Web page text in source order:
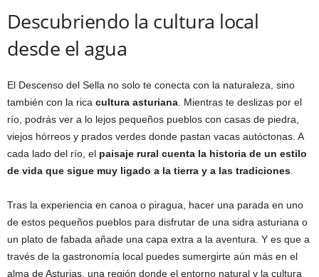
Descubriendo la cultura local
desde el agua
El Descenso del Sella no solo te conecta con la naturaleza, sino
también con la rica cultura asturiana . Mientras te deslizas por el
río, podrás ver a lo lejos pequeños pueblos con casas de piedra,
viejos hórreos y prados verdes donde pastan vacas autóctonas. A
cada lado del río, el paisaje rural cuenta la historia de un estilo
de vida que sigue muy ligado a la tierra y a las tradiciones
Tras la experiencia en canoa o piragua, hacer una parada en uno
de estos pequeños pueblos para disfrutar de una sidra asturiana o
un plato de fabada añade una capa extra a la aventura. Y es que a
través de la gastronomía local puedes sumergirte aún más en el
alma de Asturias, una región donde el entorno natural y la cultura